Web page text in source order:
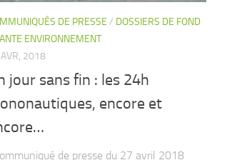
DE PRESSE / DOSSIERS DE FOND
ENVIRONNEMENT
2018
jour sans fin : les 24h
encore et
de presse du 27 avril 2018